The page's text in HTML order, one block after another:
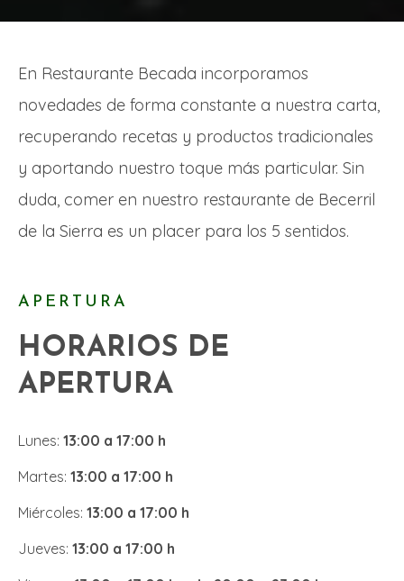
En Restaurante Becada incorporamos
novedades de forma constante a nuestra carta,
recuperando recetas y productos tradicionales
y aportando nuestro toque más particular. Sin
duda, comer en nuestro restaurante de Becerril
de la Sierra es un placer para los 5 sentidos.
APERTURA
HORARIOS DE
APERTURA
Lunes: 13:00 a 17:00 h
Martes: 13:00 a 17:00 h
Miércoles: 13:00 a 17:00 h
Jueves: 13:00 a 17:00 h